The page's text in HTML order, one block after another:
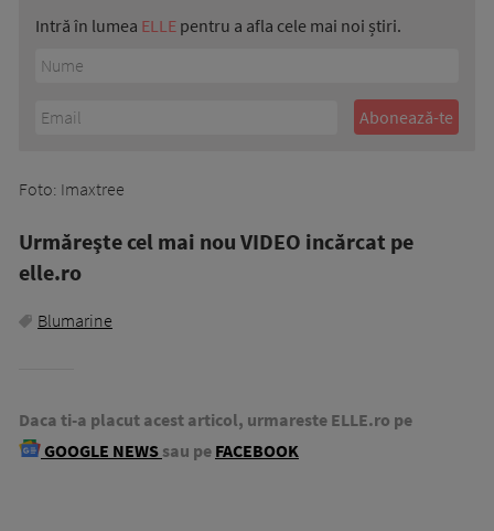
Intră în lumea ELLE pentru a afla cele mai noi știri.
Foto: Imaxtree
Urmăreşte cel mai nou VIDEO incărcat pe
elle.ro
Blumarine
Daca ti-a placut acest articol, urmareste ELLE.ro pe
GOOGLE NEWS sau pe FACEBOOK